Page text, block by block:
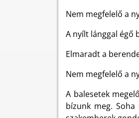
Nem megfelelő a
A nyílt lánggal égő
Elmaradt a
Nem megfelelő a
A balesetek
bízunk meg.